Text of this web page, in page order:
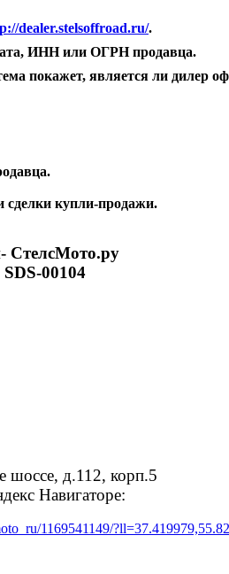
dealer.stelsoffroad.ru/.
ИНН или ОГРН продавца.
покажет, является ли дилер
сделки купли-продажи.
СтелсМото.ру
00104
шоссе, д.112, корп.5
Навигаторе:
1169541149/